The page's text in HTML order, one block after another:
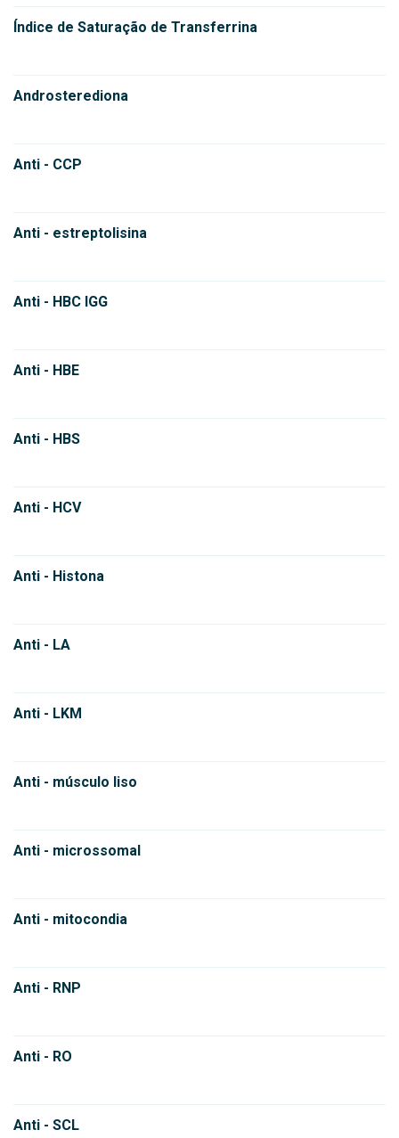
Índice de Saturação de Transferrina
Androsterediona
Anti - CCP
Anti - estreptolisina
Anti - HBC IGG
Anti - HBE
Anti - HBS
Anti - HCV
Anti - Histona
Anti - LA
Anti - LKM
Anti - músculo liso
Anti - microssomal
Anti - mitocondia
Anti - RNP
Anti - RO
Anti - SCL